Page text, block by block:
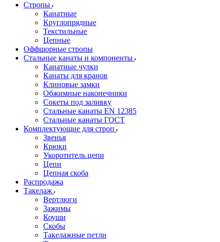
Стропы
Канатные
Круглопрядные
Текстильные
Цепные
Оффшорные стропы
Стальные канаты и компоненты
Канатные чулки
Канаты для кранов
Клиновые замки
Обжимные наконечники
Сокеты под заливку
Стальные канаты EN 12385
Стальные канаты ГОСТ
Комплектующие для строп
Звенья
Крюки
Укоротитель цепи
Цепи
Цепная скоба
Распродажа
Такелаж
Вертлюги
Зажимы
Коуши
Скобы
Такелажные петли